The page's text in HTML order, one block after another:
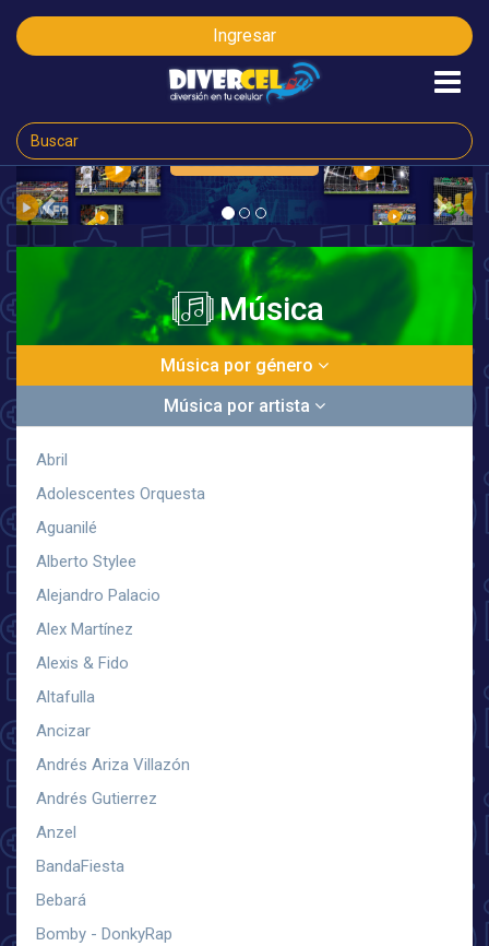
Ingresar
VER AHORA
Previous
Next
Música
Música por género
Música por artista
Abril
Adolescentes Orquesta
Aguanilé
Alberto Stylee
Alejandro Palacio
Alex Martínez
Alexis & Fido
Altafulla
Ancizar
Andrés Ariza Villazón
Andrés Gutierrez
Anzel
BandaFiesta
Bebará
Bomby - DonkyRap